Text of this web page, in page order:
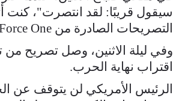
سيقول قريبًا: لقد انتصرت"، كنت
التصريحات الصادرة من Air Force One.
وفي ليلة الاثنين، وصل تصريح من
اقتراب نهاية الحرب.
الرئيس الأمريكي لن يتوقف عن